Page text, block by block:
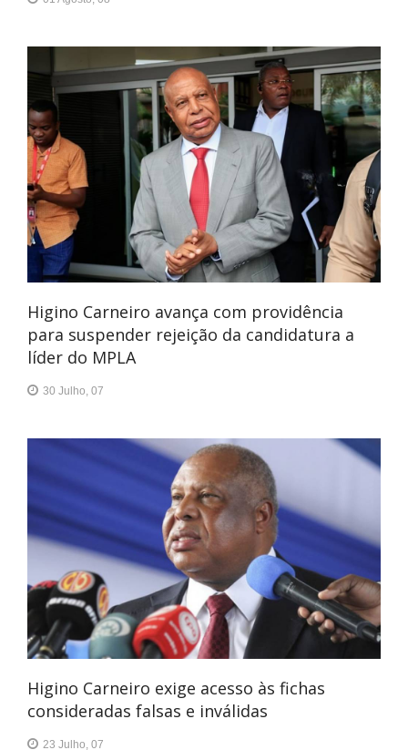
Higino Carneiro avança com providência
para suspender rejeição da candidatura a
líder do MPLA
30 Julho, 07
Higino Carneiro exige acesso às fichas
consideradas falsas e inválidas
23 Julho, 07